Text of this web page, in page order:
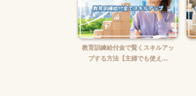
教育訓練給付金で賢くスキルアッ
プする方法【主婦でも使え...